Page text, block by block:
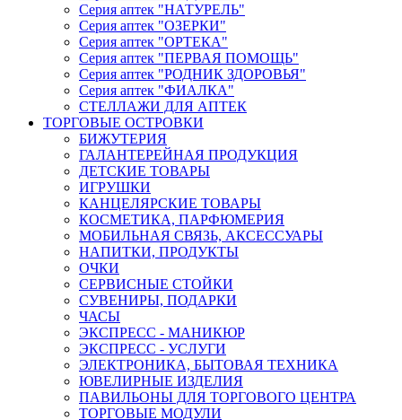
Серия аптек "НАТУРЕЛЬ"
Серия аптек "ОЗЕРКИ"
Серия аптек "ОРТЕКА"
Серия аптек "ПЕРВАЯ ПОМОЩЬ"
Серия аптек "РОДНИК ЗДОРОВЬЯ"
Серия аптек "ФИАЛКА"
СТЕЛЛАЖИ ДЛЯ АПТЕК
ТОРГОВЫЕ ОСТРОВКИ
БИЖУТЕРИЯ
ГАЛАНТЕРЕЙНАЯ ПРОДУКЦИЯ
ДЕТСКИЕ ТОВАРЫ
ИГРУШКИ
КАНЦЕЛЯРСКИЕ ТОВАРЫ
КОСМЕТИКА, ПАРФЮМЕРИЯ
МОБИЛЬНАЯ СВЯЗЬ, АКСЕССУАРЫ
НАПИТКИ, ПРОДУКТЫ
ОЧКИ
СЕРВИСНЫЕ СТОЙКИ
СУВЕНИРЫ, ПОДАРКИ
ЧАСЫ
ЭКСПРЕСС - МАНИКЮР
ЭКСПРЕСС - УСЛУГИ
ЭЛЕКТРОНИКА, БЫТОВАЯ ТЕХНИКА
ЮВЕЛИРНЫЕ ИЗДЕЛИЯ
ПАВИЛЬОНЫ ДЛЯ ТОРГОВОГО ЦЕНТРА
ТОРГОВЫЕ МОДУЛИ